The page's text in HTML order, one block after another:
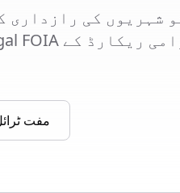
شہریوں کی رازداری
مفت